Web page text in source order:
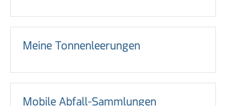
Meine Tonnenleerungen
Mobile Abfall-Sammlungen